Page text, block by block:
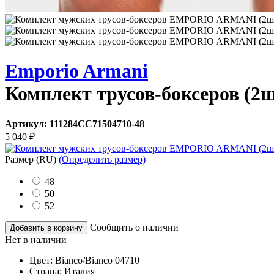
Emporio Armani
Комплект трусов-боксеров
Артикул: 111284CC71504710-48
5 040 ₽
Размер (RU) (Определить размер)
48
50
52
Добавить в корзину
Сообщить о наличии
Нет в наличии
Цвет: Bianco/Bianco 04710
Страна: Италия